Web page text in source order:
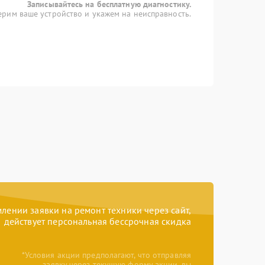
Записывайтесь на бесплатную диагностику.
ваше устройство и укажем на неисправность.
заявки на ремонт техники через сайт,
действует персональная бессрочная скидка
*Условия акции предполагают, что отправляя